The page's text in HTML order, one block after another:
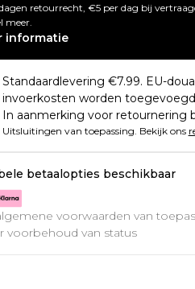
retourrecht, €5 per dag bij
meer.
informatie
Standaardlevering €7.99. EU-
invoerkosten worden
In aanmerking voor retournering
Uitsluitingen van toepassing. Bekijk ons
betaalopties beschikbaar
voorwaarden van
voorbehoud van status